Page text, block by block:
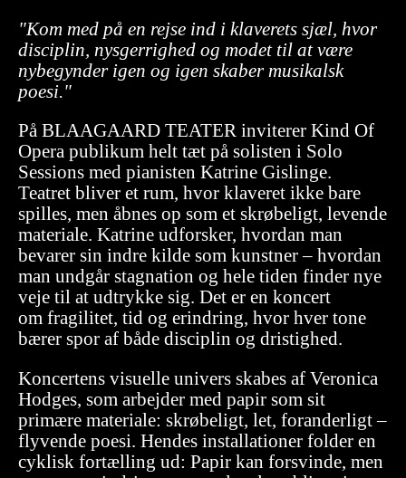
"Kom med på en rejse ind i klaverets sjæl, hvor
disciplin, nysgerrighed og modet til at være
nybegynder igen og igen skaber musikalsk
poesi."
På BLAAGAARD TEATER inviterer Kind Of
Opera publikum helt tæt på solisten i Solo
Sessions med pianisten Katrine Gislinge.
Teatret bliver et rum, hvor klaveret ikke bare
spilles, men åbnes op som et skrøbeligt, levende
materiale. Katrine udforsker, hvordan man
bevarer sin indre kilde som kunstner – hvordan
man undgår stagnation og hele tiden finder nye
veje til at udtrykke sig. Det er en koncert
om fragilitet, tid og erindring, hvor hver tone
bærer spor af både disciplin og dristighed.
Koncertens visuelle univers skabes af Veronica
Hodges, som arbejder med papir som sit
primære materiale: skrøbeligt, let, foranderligt –
flyvende poesi. Hendes installationer folder en
cyklisk fortælling ud: Papir kan forsvinde, men